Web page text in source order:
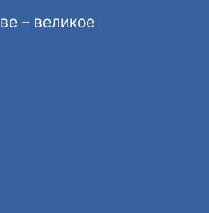
– великое